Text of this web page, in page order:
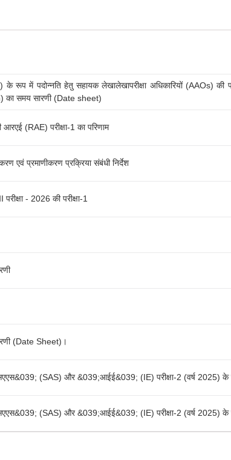
के रूप में पदोन्नति हेतु सहायक लेखालेखापरीक्षा अधिकारियों (AAOs) की
समय सारणी (Date sheet)
(RAE) परीक्षा-1 का परिणाम
एवं प्रमाणीकरण प्रक्रिया संबंधी निर्देश
- 2026 की परीक्षा-1
(Date Sheet)।
(SAS) और &039;आईई&039; (IE) परीक्षा-2 (वर्ष 2025) के
(SAS) और &039;आईई&039; (IE) परीक्षा-2 (वर्ष 2025) के